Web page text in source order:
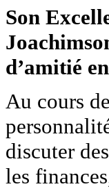
Son
d’amitié
Au cours
discuter
les